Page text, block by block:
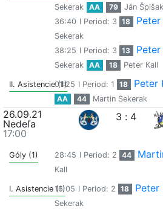
Sekerak
AA 79
Ján Špišak
36:40 I Period: 3 18 Peter
Sekerak
38:25 I Period: 3 13 Peter
Sekerak
AA 18 Peter Kall
II. Asistencie (1)
01:25 I Period: 1 18 Peter
AA
44 Martin Sekerak
26.09.21
Nedeľa
17:00
3 : 4
Góly (1) 28:45 I Period: 2 44
Kall
I. Asistencie (1)16:05 I Period: 2 18 Peter
Sekerak